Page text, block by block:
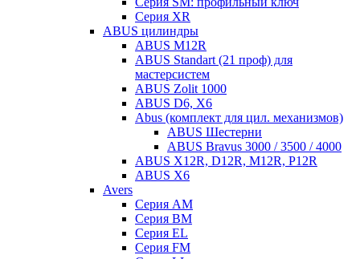
Серия XR
ABUS цилиндры
ABUS M12R
ABUS Standart (21 проф) для
мастерсистем
ABUS Zolit 1000
ABUS D6, X6
Abus (комплект для цил. механизмов)
ABUS Шестерни
ABUS Bravus 3000 / 3500 / 4000
ABUS X12R, D12R, M12R, P12R
ABUS X6
Avers
Серия AM
Серия BM
Серия EL
Серия FM